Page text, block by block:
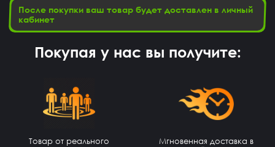
После покупки ваш товар будет доставлен в личный
кабинет
Покупая у нас вы получите:
Товар от реального
Мгновенная доставка в
Nikita Kuvshinov